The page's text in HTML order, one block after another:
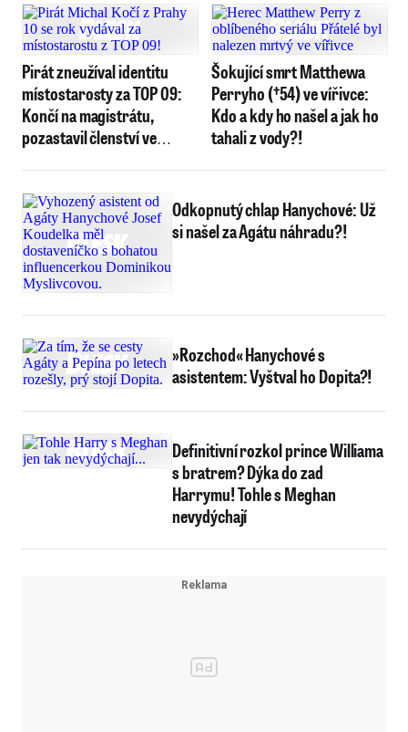
Pirát zneužíval identitu
místostarosty za TOP 09:
Končí na magistrátu,
pozastavil členství ve
Šokující smrt Matthewa
Perryho (†54) ve vířivce:
Kdo a kdy ho našel a jak ho
tahali z vody?!
Odkopnutý chlap Hanychové: Už
si našel za Agátu náhradu?!
»Rozchod« Hanychové s
asistentem: Vyštval ho Dopita?!
Definitivní rozkol prince Williama
s bratrem? Dýka do zad
Harrymu! Tohle s Meghan
nevydýchají